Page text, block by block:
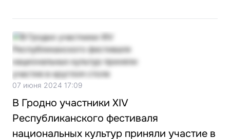
07 июня 2024 17:09
В Гродно участники XIV
Республиканского фестиваля
национальных культур приняли участие в